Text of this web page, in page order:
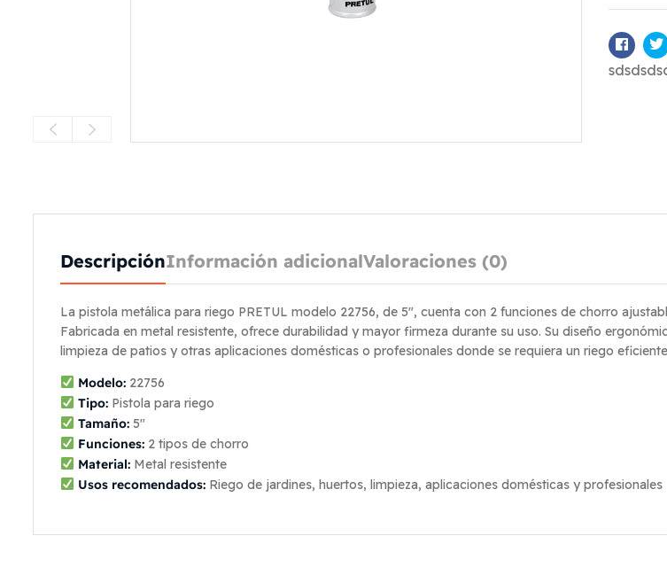
DescripciónInformación adicionalValoraciones (0)
La pistola metálica para riego PRETUL modelo 22756, de 5″, cuenta con 2 funciones de chorro
Fabricada en metal resistente, ofrece durabilidad y mayor firmeza durante su uso. Su diseño
limpieza de patios y otras aplicaciones domésticas o profesionales donde se requiera un riego
Modelo:22756
Tipo:Pistola para riego
Tamaño:5″
Funciones:2 tipos de chorro
Material:Metal resistente
Usos recomendados:Riego de jardines, huertos, limpieza, aplicaciones domésticas y profesionales